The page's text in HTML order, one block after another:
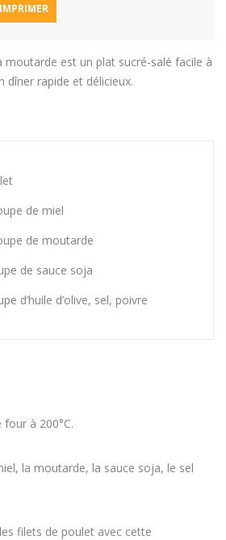
IMPRIMER
moutarde est un plat sucré-salé facile à
dîner rapide et délicieux.
de miel
de moutarde
de sauce soja
d’huile d’olive, sel, poivre
four à 200°C.
la moutarde, la sauce soja, le sel
filets de poulet avec cette